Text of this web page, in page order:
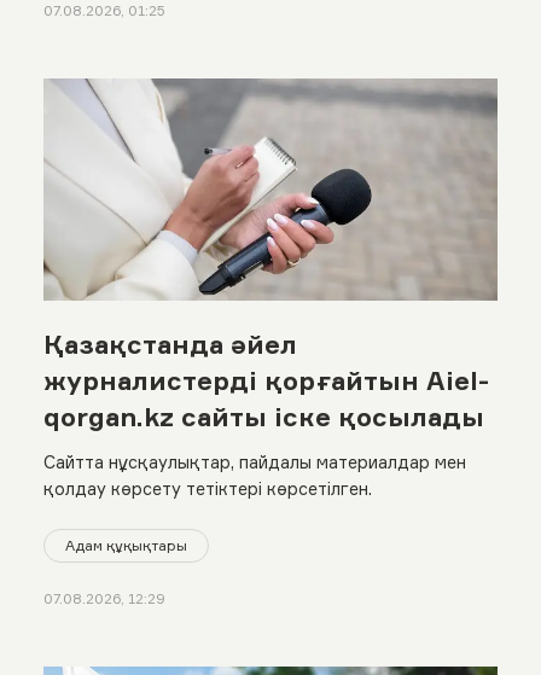
07.08.2026, 01:25
Қазақстанда әйел
журналистерді қорғайтын Aiel-
qorgan.kz сайты іске қосылады
Сайтта нұсқаулықтар, пайдалы материалдар мен
қолдау көрсету тетіктері көрсетілген.
Адам құқықтары
07.08.2026, 12:29